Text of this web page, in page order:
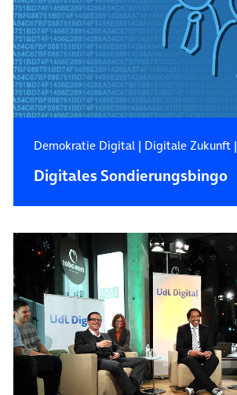
Demokratie Digital| Digitale Zukunft|
Digitales Sondierungsbingo